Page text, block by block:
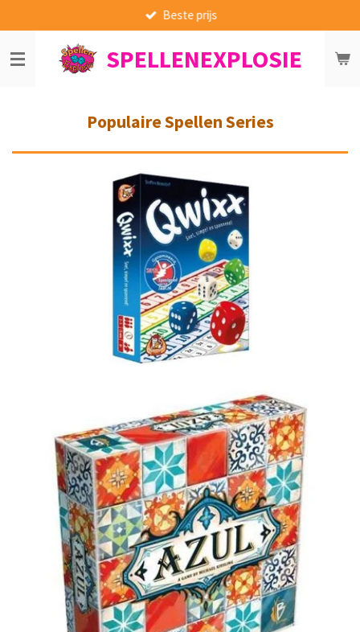
direct
naar
de
SPELLENEXPLOSIE
Beste prijs
Populaire Spellen Series